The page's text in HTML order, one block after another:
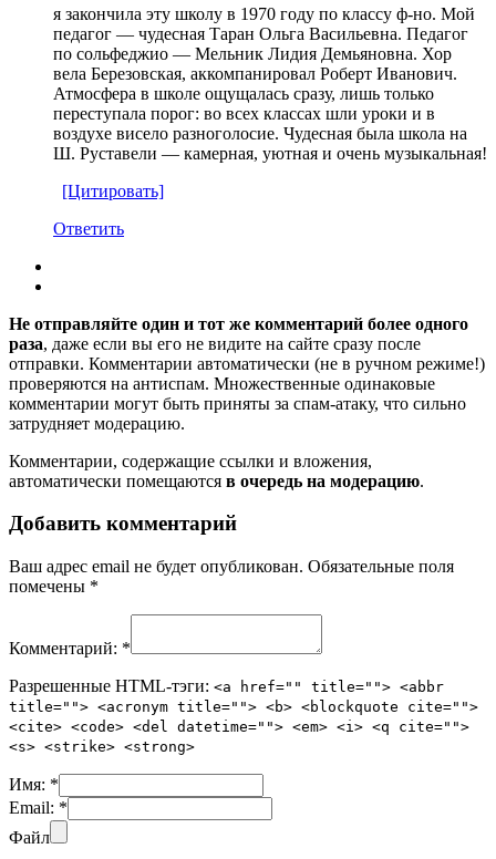
я закончила эту школу в 1970 году по классу ф-но. Мой
педагог — чудесная Таран Ольга Васильевна. Педагог
по сольфеджио — Мельник Лидия Демьяновна. Хор
вела Березовская, аккомпанировал Роберт Иванович.
Атмосфера в школе ощущалась сразу, лишь только
переступала порог: во всех классах шли уроки и в
воздухе висело разноголосие. Чудесная была школа на
Ш. Руставели — камерная, уютная и очень музыкальная!
[Цитировать]
Ответить
Не отправляйте один и тот же комментарий более одного
раза, даже если вы его не видите на сайте сразу после
отправки. Комментарии автоматически (не в ручном режиме!)
проверяются на антиспам. Множественные одинаковые
комментарии могут быть приняты за спам-атаку, что сильно
затрудняет модерацию.
Комментарии, содержащие ссылки и вложения,
автоматически помещаются в очередь на модерацию.
Добавить комментарий
Ваш адрес email не будет опубликован. Обязательные поля
помечены *
Комментарий: *
Разрешенные HTML-тэги: <a href="" title=""> <abbr
title=""> <acronym title=""> <b> <blockquote cite="">
<cite> <code> <del datetime=""> <em> <i> <q cite="">
<s> <strike> <strong>
Имя: *
Email: *
Файл